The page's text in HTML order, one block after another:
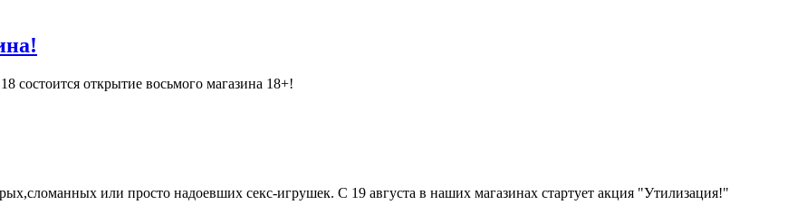
состоится открытие восьмого магазина 18+!
или просто надоевших секс-игрушек. С 19 августа в наших магазинах стартует акция "Утилизация!"